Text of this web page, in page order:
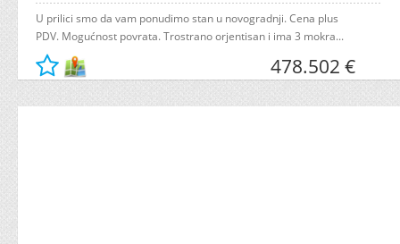
U prilici smo da vam ponudimo stan u novogradnji. Cena plus
PDV. Mogućnost povrata. Trostrano orjentisan i ima 3 mokra...
478.502 €